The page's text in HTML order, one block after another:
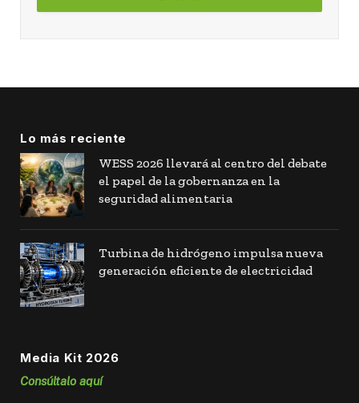
Lo más reciente
WESS 2026 llevará al centro del debate
el papel de la gobernanza en la
seguridad alimentaria
Turbina de hidrógeno impulsa nueva
generación eficiente de electricidad
Media Kit 2026
Consúltalo aquí